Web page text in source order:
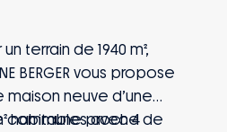
un terrain de 1940 m²,
BERGER vous propose
neuve d’une
habitables avec 4
commune proche de